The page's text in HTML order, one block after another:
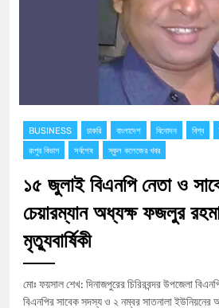
BUSINESS চাকরি বাংলাদেশ বিনোদন বিশ্ব
রংপুর বিভাগ
সর্বশেষ স্কুল কলেজের খবর
১৫ জুলাই বিএনপি নেতা ও
চেয়ারম্যান অধ্যক্ষ ফজলুর
মৃত্যুবার্ষিকী
মোঃ ফয়সাল শেখ: দিনাজপুরের চিরিরবন্দর উপজেলা
বিএনপির সাবেক সদস্য ও ২ নম্বর সাতনালা